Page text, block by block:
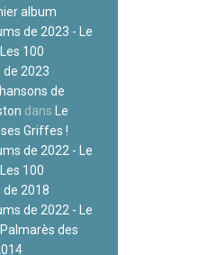
album
de 2023 - Le
Les 100
2023
de
dans
Le
Griffes !
de 2022 - Le
Les 100
2018
de 2022 - Le
Palmarès des